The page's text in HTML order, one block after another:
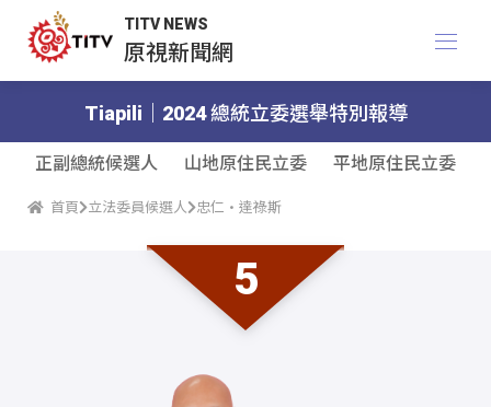
TITV NEWS
原視新聞網
Tiapili｜2024 總統立委選舉特別報導
正副總統候選人 山地原住民立委 平地原住民立委
首頁 立法委員候選人 忠仁·達祿斯
5